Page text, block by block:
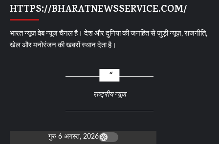
HTTPS://BHARATNEWSSERVICE.COM/
भारत न्यूज़ वेब न्यूज चैनल है। देश और दुनिया की जनहित से जुड़ी न्यूज़, राजनीति,
खेल और मनोरंजन की खबरों स्थान देता है।
राष्ट्रीय न्यूज़